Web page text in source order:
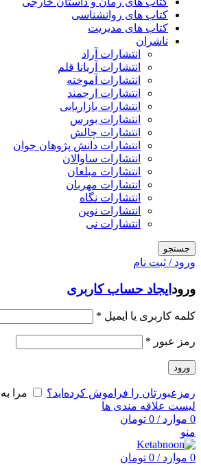
کتاب های روانشناسی
کتاب های مدیریت
ناشران
انتشارات آراد
انتشارات آریانا قلم
انتشارات آموخته
انتشارات ارجمند
انتشارات بازاریابی
انتشارات بورس
انتشارات چالش
انتشارات دانش پژوهان جوان
انتشارات ساوالان
انتشارات مبلغان
انتشارات مهربان
انتشارات نگاه
انتشارات نوین
انتشارات نی
جستجو
ورود / ثبت نام
ورود ایجاد حساب کاربری
کلمه کاربری یا ایمیل *
رمز عبور *
ورود
رمزعبورتان را فراموش کرده‌اید؟
مرا
لیست علاقه مندی ها
0 موارد /
0 تومان
منو
0 موارد /
0 تومان